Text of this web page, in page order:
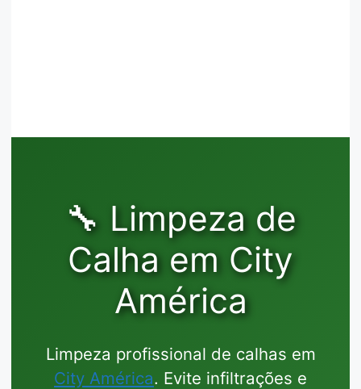
🔧 Limpeza de
Calha em City
América
Limpeza profissional de calhas em
City América. Evite infiltrações e